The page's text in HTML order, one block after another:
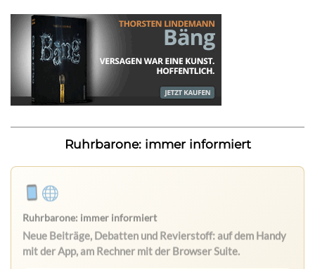
Ruhrbarone: immer informiert
Ruhrbarone: immer informiert
Neue Beiträge, Debatten und Revierstoff: auf dem Handy
mit der App, am Rechner mit der Browser Suite.